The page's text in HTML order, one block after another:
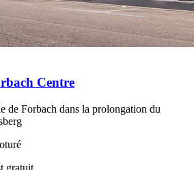
Centre
de Forbach dans la prolongation du
gratuit